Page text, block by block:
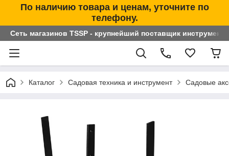
По наличию товара и ценам, уточните по
телефону.
Сеть магазинов TSSP - крупнейший поставщик
Каталог Садовая техника и инструмент Садовые